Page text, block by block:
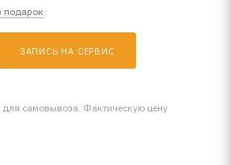
подарок
ЗАПИСЬ НА СЕРВИС
для самовывоза. Фактическую цену